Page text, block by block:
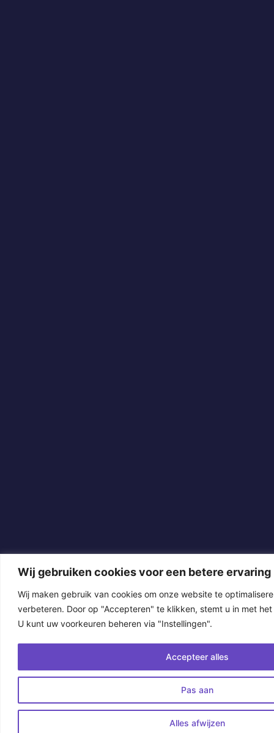
Wij gebruiken cookies voor een betere ervaring
Wij maken gebruik van cookies om onze website te
verbeteren. Door op "Accepteren" te klikken, stemt u in met
U kunt uw voorkeuren beheren via "Instellingen".
Pas aan
Alles afwijzen
Accepteer alles